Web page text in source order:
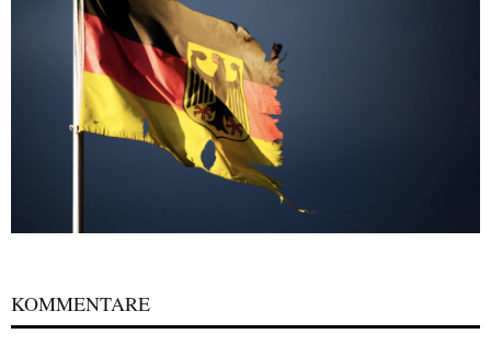
KOMMENTARE